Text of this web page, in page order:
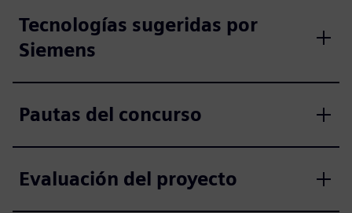
Tecnologías sugeridas por
Siemens
Pautas del concurso
Evaluación del proyecto